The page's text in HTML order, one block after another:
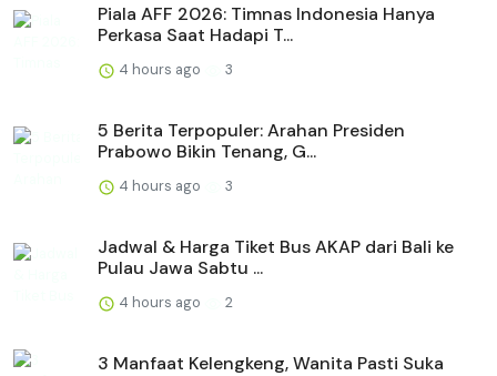
Piala AFF 2026: Timnas Indonesia Hanya
Perkasa Saat Hadapi T...
4 hours ago 3
5 Berita Terpopuler: Arahan Presiden
Prabowo Bikin Tenang, G...
4 hours ago 3
Jadwal & Harga Tiket Bus AKAP dari Bali ke
Pulau Jawa Sabtu ...
4 hours ago 2
3 Manfaat Kelengkeng, Wanita Pasti Suka